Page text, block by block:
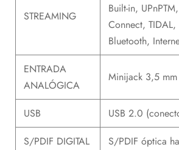
STREAMING
Built-in,
Connect, TIDAL,
Bluetooth,
ENTRADA
ANALÓGICA
Minijack 3,5 mm
USB
USB 2.0
S/PDIF DIGITAL
S/PDIF óptica